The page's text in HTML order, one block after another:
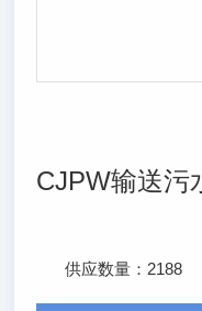
CJPW输送污
供应数量： 2188